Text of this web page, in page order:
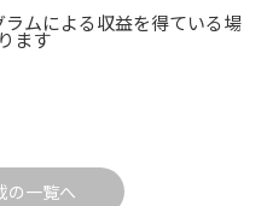
ムによる収益を得ている場
ます
の一覧へ